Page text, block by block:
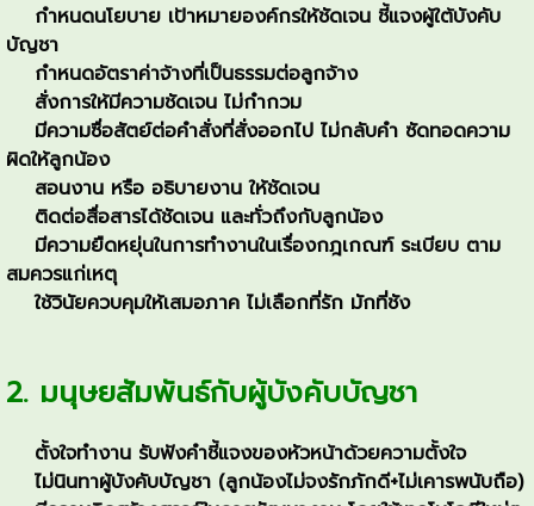
กำหนดนโยบาย เป้าหมายองค์กรให้ชัดเจน ชี้แจงผู้ใต้บังคับ
บัญชา
กำหนดอัตราค่าจ้างที่เป็นธรรมต่อลูกจ้าง
สั่งการให้มีความชัดเจน ไม่กำกวม
มีความซื่อสัตย์ต่อคำสั่งที่สั่งออกไป ไม่กลับคำ ซัดทอดความ
ผิดให้ลูกน้อง
สอนงาน หรือ อธิบายงาน ให้ชัดเจน
ติดต่อสื่อสารได้ชัดเจน และทั่วถึงกับลูกน้อง
มีความยืดหยุ่นในการทำงานในเรื่องกฎเกณฑ์ ระเบียบ ตาม
สมควรแก่เหตุ
ใช้วินัยควบคุมให้เสมอภาค ไม่เลือกที่รัก มักที่ชัง
2. มนุษยสัมพันธ์กับผู้บังคับบัญชา
ตั้งใจทำงาน รับฟังคำชี้แจงของหัวหน้าด้วยความตั้งใจ
ไม่นินทาผู้บังคับบัญชา (ลูกน้องไม่จงรักภักดี+ไม่เคารพนับถือ)